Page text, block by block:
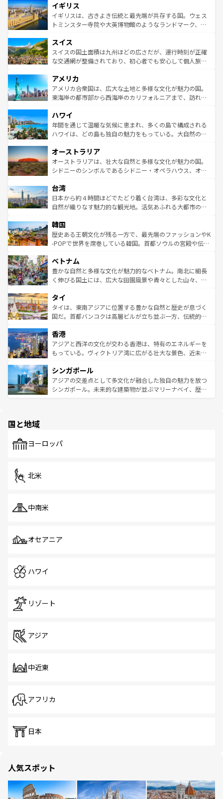
いる。シャンパンの発祥地であるランス、プロヴァンスの
香り高いラベンダー畑など、多彩な楽しみ方が可能だ。さ
らに、パリ以外の地域にも魅力が溢れており、どの街角に
れる地方に足を運ぶとそれぞれで全く異なる文化を体験で
きるだろう。 なお、新着のフランス情報はコンテンツ一覧
を参照してほしい。
顔を持つこの国は、どこを歩いても飽きることがない。ベ
ルリンの文化的活気、バイエルン州のアルプスの絶景、そ
してライン川沿いのワイン畑といった風景は必見。ビール
は、お酒好きな人にはぜひ体験してほしい。 なお、新着の
ドイツ情報はコンテンツ一覧を参照してほしい。
イギリス
イギリスは、古きよき伝統と最先端が共存する国。ウェス
トミンスター寺院や大英博物館のようなランドマーク、歴
リアごとに異なる魅力がある。また、優雅なアフタヌーン
ティー、ビール好きにはたまらない英国パブ、サッカー観
戦など、本場だからこそできる体験も豊富。イギリスを旅
ンツ一覧を参照してほしい。
スイス
スイスの国土面積は九州ほどの広さだが、運行時刻が正確
な交通網が整備されており、初心者でも安心して個人旅行
の建物がそのまま残る町や、スイスならではのユニークな
博物館もあり、アルプス観光だけでなく町歩きも満喫する
ことができる。国民の所得が高いため物価も高いが、旅行
ば市内交通費無料で観光を楽しむこともできる。 なお、新
着のスイス情報はコンテンツ一覧 を参照してほしい。
アメリカ
アメリカ合衆国は、広大な土地と多様な文化が魅力の国。
東海岸の都市部から西海岸のカリフォルニアまで、訪れる
のような巨大都市は、観光、ショッピング、エンターテイ
ンメントが詰まった刺激的なスポットだ。一方、アメリカ
西部には大自然が広がり、グランドキャニオンやイエロー
部のニューオーリンズでは、音楽と美食が融合した独特の
文化が魅力。旅行者はアメリカの各地域で異なる魅力を楽
しみながら、その多様性と豊かな歴史を感じることができ
ならではの贅沢な旅のスタイルだ。 なお、新着のアメリカ
情報はコンテンツ一覧を参照してほしい。
ハワイ
年間を通じて温暖な気候に恵まれ、多くの島で構成される
ハワイは、どの島も独自の魅力をもっている。大自然の神
ワイ島は見逃せない。また、定番の観光地といえばオアフ
島だが、静かな自然を求めるならマウイ島やカウアイ島が
おすすめ。エメラルドグリーンに輝く海をはじめ、豊かな
れるおもてなしの心で訪れる人々を迎えてくれるハワイの
人々、おいしいローカルフードやハワイアンミュージッ
ク、伝統的なフラダンスなど、すべてがハワイの魅力を彩
ワイを、存分に味わってほしい。 なお、新着のハワイ情報
はコンテンツ一覧を参照してほしい。
オーストラリア
オーストラリアは、壮大な自然と多様な文化が魅力の国。
シドニーのシンボルであるシドニー・オペラハウス、オー
リアリーフや大陸中央部にそびえるウルル（エアーズロッ
ク）、タスマニアの美しい原生林やケアンズの熱帯雨林な
ど、見どころがたくさん。また、カフェやワイン、オージ
いる。アクティビティも充実しており、サーフィンやダイ
ビング、ハイキングなど、アウトドア好きにはたまらな
い。オーストラリアの多彩な魅力を存分に味わいつくそ
参照してほしい。
台湾
日本から約４時間ほどでたどり着く台湾は、多彩な文化と
自然が織りなす魅力的な観光地。活気あふれる大都市の台
ン）、静ひつな山岳地帯である台湾東部など、都市の喧騒
と山間の静けさが共存しており、訪れる人に新しい発見と
驚きをもたらしてくれる。また、奥深い台湾の食文化も魅
容にもいいと評判のスイーツなど、バラエティ豊かな料理
が味わえる。 なお、新着の台湾情報は コンテンツ一覧を参
照してほしい。
韓国
歴史ある王朝文化が残る一方で、最先端のファッションやK
-POPで世界を席巻している韓国。首都ソウルの宮殿や伝統
き、地方に足を延ばせば四季折々の自然美を楽しむことが
できる。そして、キムチや焼肉、絶品のストリートフード
まで、さまざまな韓国料理が待っている。夜には、韓国な
リティに包まれながら、韓国の多彩な魅力を心ゆくまで味
わってみてほしい。 なお、新着の韓国情報はコンテンツ一
覧を参照してほしい。
ベトナム
豊かな自然と多様な文化が魅力的なベトナム。南北に細長
く伸びる国土には、広大な田園風景や青々とした山々、世
急速な発展と共に伝統が息づく。ハノイの古い町並みやホ
ーチミン市のフランス統治時代の建物も、独特の雰囲気を
醸し出している。また、バラエティの豊かさとおいしさで
とつ。フォーやバインミー、ベトナムコーヒーなどは、ぜ
ひ現地で味わいたい。どの地域を訪れてもあたたかい人々
が旅行者を迎えてくれるので、きっと忘れられない旅にな
参照してほしい。
タイ
タイは、東南アジアに位置する豊かな自然と歴史が息づく
国だ。首都バンコクは高層ビルが立ち並ぶ一方、伝統的な
の活気が交差している。北部ではチェンマイなどの山岳地
帯で自然と触れ合い、南部ではプーケットやクラビの美し
いビーチでリゾート気分を楽しむことができる。タイ料理
激する。気候は一年中温暖で、どの季節にも異なる楽しみ
が待っている。親しみやすいタイの人々、仏教を中心とし
た文化、そして多様な観光資源が、訪れる旅人を魅了し続
香港
アジアと西洋の文化が交わる香港は、特有のエネルギーを
もっている。ヴィクトリア湾に広がる壮大な景色、近未来
み、どこを訪れても感動するはず。観光スポットが密集し
ており、効率よく見どころを回れるのも魅力。息をのむよ
うな絶景から文化的な体験まで、香港を存分に楽しみ尽く
シンガポール
アジアの交差点として多文化が融合した独自の魅力を放つ
シンガポール。未来的な建築物が並ぶマリーナベイ、歴史
で、ホーカーズは地元の風情を楽しめる外せないスポット
国と地域
ヨーロッパ
北米
中南米
オセアニア
ハワイ
リゾート
アジア
中近東
アフリカ
日本
人気スポット